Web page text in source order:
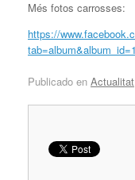
Més fotos carrosses:
https://
Publicado en Actualitat